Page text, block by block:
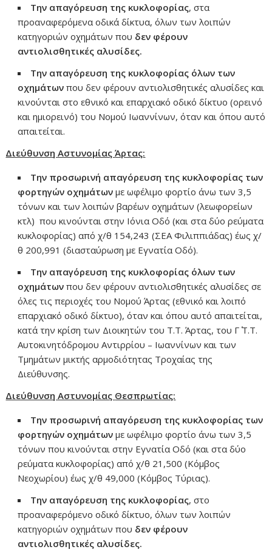
Την απαγόρευση της κυκλοφορίας, στα
προαναφερόμενα οδικά δίκτυα, όλων των λοιπών
κατηγοριών οχημάτων που δεν φέρουν
αντιολισθητικές αλυσίδες.
Την απαγόρευση της κυκλοφορίας όλων των
οχημάτων που δεν φέρουν αντιολισθητικές αλυσίδες και
κινούνται στο εθνικό και επαρχιακό οδικό δίκτυο (ορεινό
και ημιορεινό) του Νομού Ιωαννίνων, όταν και όπου αυτό
απαιτείται.
Διεύθυνση ΑστυνομίαςΆρτας:
Την προσωρινή απαγόρευση της κυκλοφορίας των
φορτηγών οχημάτων με ωφέλιμο φορτίο άνω των 3,5
τόνων και των λοιπών βαρέων οχημάτων (λεωφορείων
κτλ) που κινούνται στην Ιόνια Οδό (και στα δύο ρεύματα
κυκλοφορίας) από χ/θ 154,243 (ΣΕΑ Φιλιππιάδας) έως χ/
θ 200,991 (διασταύρωση με Εγνατία Οδό).
Την απαγόρευση της κυκλοφορίας όλων των
οχημάτων που δεν φέρουν αντιολισθητικές αλυσίδες σε
όλες τις περιοχές του Νομού Άρτας (εθνικό και λοιπό
επαρχιακό οδικό δίκτυο), όταν και όπου αυτό απαιτείται,
κατά την κρίση των Διοικητών του Τ.Τ. Άρτας, του Γ΄ Τ.Τ.
Αυτοκινητόδρομου Αντιρρίου – Ιωαννίνων και των
Τμημάτων μικτής αρμοδιότητας Τροχαίας της
Διεύθυνσης.
Διεύθυνση Αστυνομίας Θεσπρωτίας:
Την προσωρινή απαγόρευση της κυκλοφορίας των
φορτηγών οχημάτωνμε ωφέλιμο φορτίο άνω των 3,5
τόνων που κινούνται στην Εγνατία Οδό (και στα δύο
ρεύματα κυκλοφορίας) από χ/θ 21,500 (Κόμβος
Νεοχωρίου) έως χ/θ 49,000 (Κόμβος Τύριας).
Την απαγόρευση της κυκλοφορίας, στο
προαναφερόμενο οδικό δίκτυο, όλων των λοιπών
κατηγοριών οχημάτων που δεν φέρουν
αντιολισθητικές αλυσίδες.